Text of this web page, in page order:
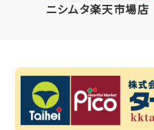
ニシムタ楽天市場店